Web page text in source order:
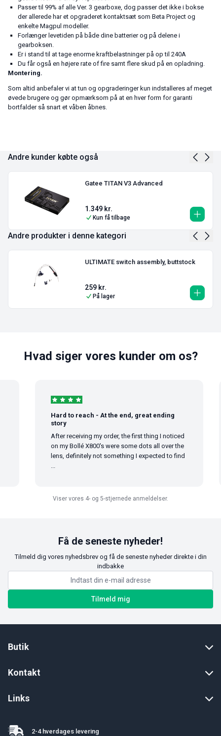
Passer til 99% af alle Ver. 3 gearboxe, dog passer det ikke i bokse
der allerede har et opgraderet kontaktsæt som Beta Project og
enkelte Magpul modeller.
Forlænger levetiden på både dine batterier og på delene i
gearboksen.
Er i stand til at tage enorme kraftbelastninger på op til 240A
Du får også en højere rate of fire samt flere skud på en opladning.
Montering.
Som altid anbefaler vi at tun og opgraderinger kun indstalleres af meget
øvede brugere og gør opmærksom på at en hver form for garanti
bortfalder så snart et våben åbnes.
Andre kunder købte også
Gatee TITAN V3 Advanced
1.349 kr.
Kun få tilbage
Andre produkter i denne kategori
ULTIMATE switch assembly, buttstock
259 kr.
På lager
Hvad siger vores kunder om os?
Hard to reach - At the end, great ending
story
After receiving my order, the first thing I noticed
on my Bollé X800's were some dots all over the
lens, definitely not something I expected to find
Viser vores 4- og 5-stjernede anmeldelser.
Få de seneste nyheder!
Tilmeld dig vores nyhedsbrev og få de seneste nyheder direkte i din
indbakke
Tilmeld mig
Butik
Kontakt
Links
2-4 hverdages levering